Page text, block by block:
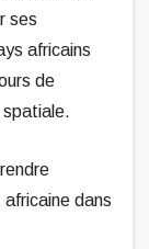
ses
africains
de
spatiale.
africaine dans